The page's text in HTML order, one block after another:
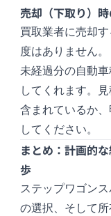
売却（下取り）
買取業者に売却
度はありません
未経過分の自動
してくれます。
含まれているか
してください。
まとめ：計画的
歩
ステップワゴン
の選択、そして